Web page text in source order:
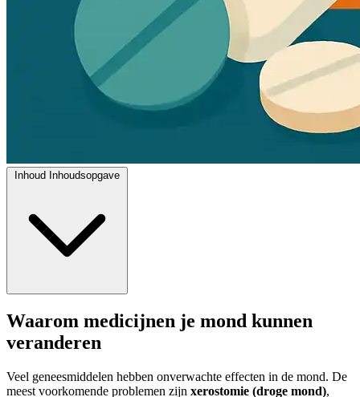
Inhoud Inhoudsopgave
Waarom medicijnen je mond kunnen
veranderen
Veel geneesmiddelen hebben onverwachte effecten in de mond. De
meest voorkomende problemen zijn xerostomie (droge mond),